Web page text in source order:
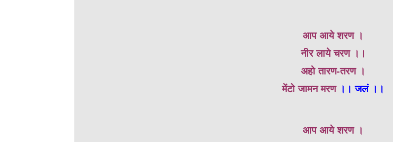
आप आये शरण ।
नीर लाये चरण ।।
अहो तारण-तरण ।
मेंटो जामन मरण ।। जलं ।।
आप आये शरण ।